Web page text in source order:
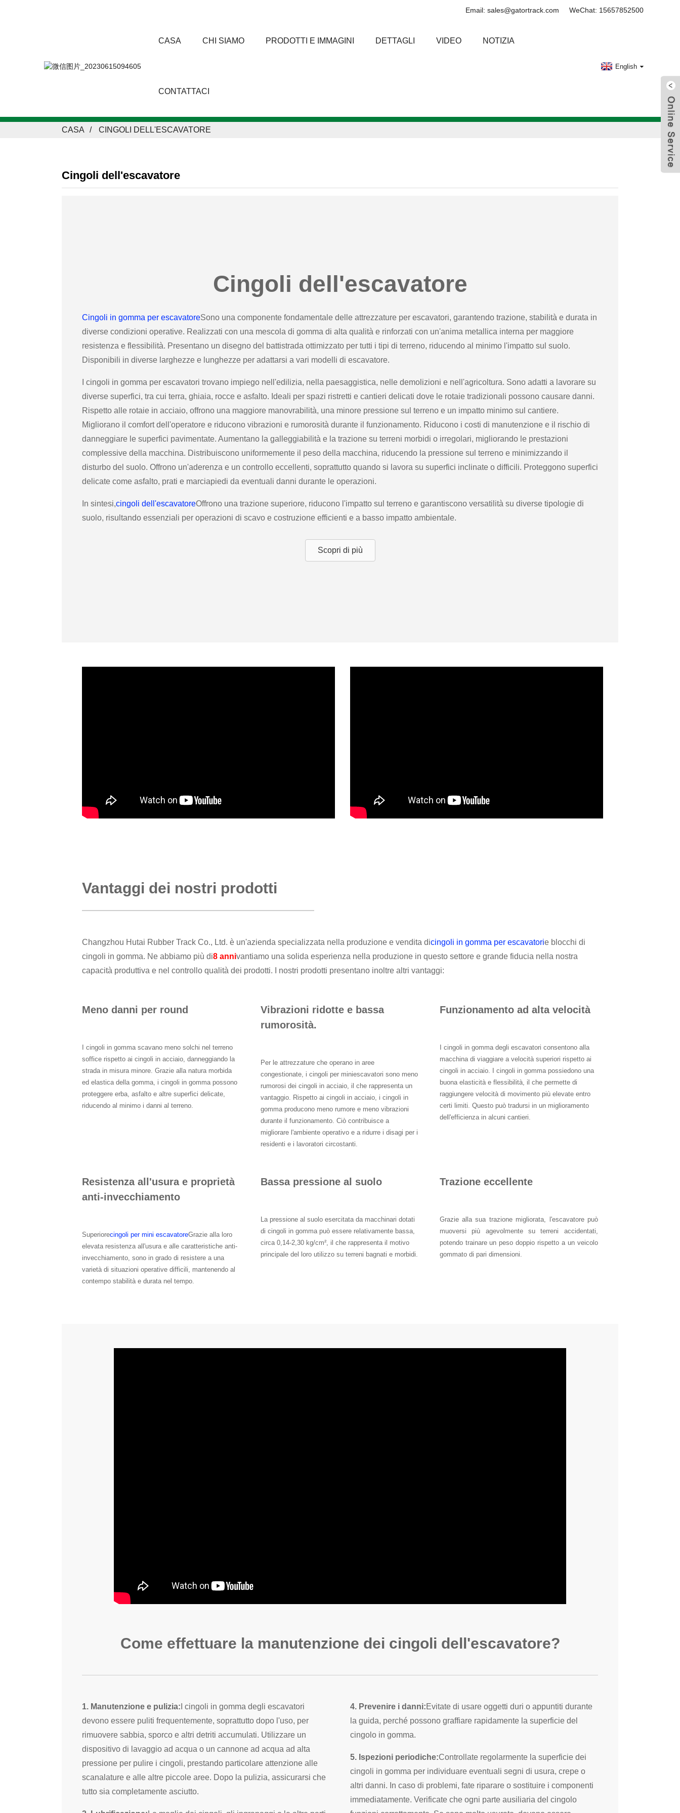
Email: sales@gatortrack.com WeChat: 15657852500
CASA CHI SIAMO PRODOTTI E IMMAGINI DETTAGLI VIDEO NOTIZIA
CONTATTACI
English
CASA CINGOLI DELL'ESCAVATORE
Cingoli dell'escavatore
Cingoli dell'escavatore
Cingoli in gomma per escavatoreSono una componente fondamentale delle attrezzature per escavatori, garantendo trazione, stabilità e durata in
diverse condizioni operative. Realizzati con una mescola di gomma di alta qualità e rinforzati con un'anima metallica interna per maggiore
resistenza e flessibilità. Presentano un disegno del battistrada ottimizzato per tutti i tipi di terreno, riducendo al minimo l'impatto sul suolo.
Disponibili in diverse larghezze e lunghezze per adattarsi a vari modelli di escavatore.
I cingoli in gomma per escavatori trovano impiego nell'edilizia, nella paesaggistica, nelle demolizioni e nell'agricoltura. Sono adatti a lavorare su
diverse superfici, tra cui terra, ghiaia, rocce e asfalto. Ideali per spazi ristretti e cantieri delicati dove le rotaie tradizionali possono causare danni.
Rispetto alle rotaie in acciaio, offrono una maggiore manovrabilità, una minore pressione sul terreno e un impatto minimo sul cantiere.
Migliorano il comfort dell'operatore e riducono vibrazioni e rumorosità durante il funzionamento. Riducono i costi di manutenzione e il rischio di
danneggiare le superfici pavimentate. Aumentano la galleggiabilità e la trazione su terreni morbidi o irregolari, migliorando le prestazioni
complessive della macchina. Distribuiscono uniformemente il peso della macchina, riducendo la pressione sul terreno e minimizzando il
disturbo del suolo. Offrono un'aderenza e un controllo eccellenti, soprattutto quando si lavora su superfici inclinate o difficili. Proteggono superfici
delicate come asfalto, prati e marciapiedi da eventuali danni durante le operazioni.
In sintesi,cingoli dell'escavatoreOffrono una trazione superiore, riducono l'impatto sul terreno e garantiscono versatilità su diverse tipologie di
suolo, risultando essenziali per operazioni di scavo e costruzione efficienti e a basso impatto ambientale.
Scopri di più
Vantaggi dei nostri prodotti
Changzhou Hutai Rubber Track Co., Ltd. è un'azienda specializzata nella produzione e vendita dicingoli in gomma per escavatorie blocchi di
cingoli in gomma. Ne abbiamo più di8 annivantiamo una solida esperienza nella produzione in questo settore e grande fiducia nella nostra
capacità produttiva e nel controllo qualità dei prodotti. I nostri prodotti presentano inoltre altri vantaggi:
Meno danni per round
I cingoli in gomma scavano meno solchi nel terreno
soffice rispetto ai cingoli in acciaio, danneggiando la
strada in misura minore. Grazie alla natura morbida
ed elastica della gomma, i cingoli in gomma possono
proteggere erba, asfalto e altre superfici delicate,
riducendo al minimo i danni al terreno.
Vibrazioni ridotte e bassa
rumorosità.
Per le attrezzature che operano in aree
congestionate, i cingoli per miniescavatori sono meno
rumorosi dei cingoli in acciaio, il che rappresenta un
vantaggio. Rispetto ai cingoli in acciaio, i cingoli in
gomma producono meno rumore e meno vibrazioni
durante il funzionamento. Ciò contribuisce a
migliorare l'ambiente operativo e a ridurre i disagi per i
residenti e i lavoratori circostanti.
Funzionamento ad alta velocità
I cingoli in gomma degli escavatori consentono alla
macchina di viaggiare a velocità superiori rispetto ai
cingoli in acciaio. I cingoli in gomma possiedono una
buona elasticità e flessibilità, il che permette di
raggiungere velocità di movimento più elevate entro
certi limiti. Questo può tradursi in un miglioramento
dell'efficienza in alcuni cantieri.
Resistenza all'usura e proprietà
anti-invecchiamento
Superiorecingoli per mini escavatoreGrazie alla loro
elevata resistenza all'usura e alle caratteristiche anti-
invecchiamento, sono in grado di resistere a una
varietà di situazioni operative difficili, mantenendo al
contempo stabilità e durata nel tempo.
Bassa pressione al suolo
La pressione al suolo esercitata da macchinari dotati
di cingoli in gomma può essere relativamente bassa,
circa 0,14-2,30 kg/cm², il che rappresenta il motivo
principale del loro utilizzo su terreni bagnati e morbidi.
Trazione eccellente
Grazie alla sua trazione migliorata, l'escavatore può
muoversi più agevolmente su terreni accidentati,
potendo trainare un peso doppio rispetto a un veicolo
gommato di pari dimensioni.
Come effettuare la manutenzione dei cingoli dell'escavatore?
1. Manutenzione e pulizia: I cingoli in gomma degli escavatori
devono essere puliti frequentemente, soprattutto dopo l'uso, per
rimuovere sabbia, sporco e altri detriti accumulati. Utilizzare un
dispositivo di lavaggio ad acqua o un cannone ad acqua ad alta
pressione per pulire i cingoli, prestando particolare attenzione alle
scanalature e alle altre piccole aree. Dopo la pulizia, assicurarsi che
tutto sia completamente asciutto.
4. Prevenire i danni:Evitate di usare oggetti duri o appuntiti durante
la guida, perché possono graffiare rapidamente la superficie del
cingolo in gomma.
5. Ispezioni periodiche:Controllate regolarmente la superficie dei
cingoli in gomma per individuare eventuali segni di usura, crepe o
altri danni. In caso di problemi, fate riparare o sostituire i componenti
immediatamente. Verificate che ogni parte ausiliaria del cingolo